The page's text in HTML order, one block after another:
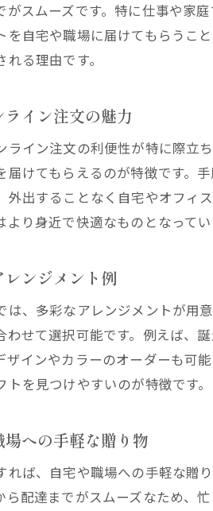
スムーズです。特に仕事や家
を自宅や職場に届けてもらうこ
る理由です。
イン注文の魅力
ライン注文の利便性が特に際立
届けてもらえるのが特徴です。
外出することなく自宅やオフィ
り身近で快適なものとなってい
ンジメント例
は、多彩なアレンジメントが用
わせて選択可能です。例えば、
ザインやカラーのオーダーも可
を見つけやすいのが特徴です。
への手軽な贈り物
れば、自宅や職場への手軽な贈
ら配達までがスムーズなため、